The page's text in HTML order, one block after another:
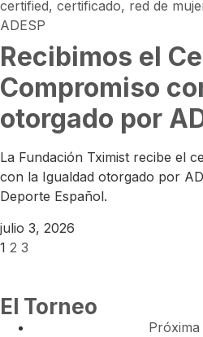
Recibimos el
Compromiso
otorgado por
La Fundación Tximist recibe el
con la Igualdad otorgado por
Deporte Español.
julio 3, 2026
1 2 3
El Torneo
Próxima